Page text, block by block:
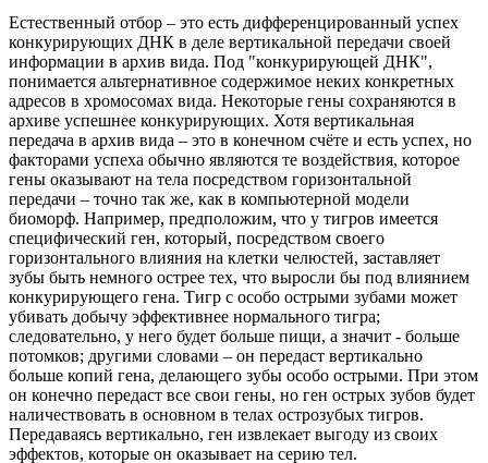
Естественный отбор – это есть дифференцированный успех
конкурирующих ДНК в деле вертикальной передачи своей
информации в архив вида. Под "конкурирующей ДНК",
понимается альтернативное содержимое неких конкретных
адресов в хромосомах вида. Некоторые гены сохраняются в
архиве успешнее конкурирующих. Хотя вертикальная
передача в архив вида – это в конечном счёте и есть успех, но
факторами успеха обычно являются те воздействия, которое
гены оказывают на тела посредством горизонтальной
передачи – точно так же, как в компьютерной модели
биоморф. Например, предположим, что у тигров имеется
специфический ген, который, посредством своего
горизонтального влияния на клетки челюстей, заставляет
зубы быть немного острее тех, что выросли бы под влиянием
конкурирующего гена. Тигр с особо острыми зубами может
убивать добычу эффективнее нормального тигра;
следовательно, у него будет больше пищи, а значит - больше
потомков; другими словами – он передаст вертикально
больше копий гена, делающего зубы особо острыми. При этом
он конечно передаст все свои гены, но ген острых зубов будет
наличествовать в основном в телах острозубых тигров.
Передаваясь вертикально, ген извлекает выгоду из своих
эффектов, которые он оказывает на серию тел.